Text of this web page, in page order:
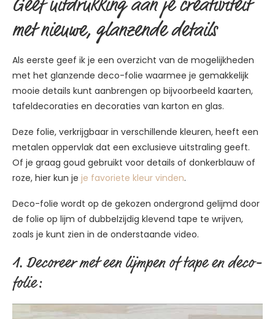
Geef uitdrukking aan je creativiteit
met nieuwe, glanzende details
Als eerste geef ik je een overzicht van de mogelijkheden
met het glanzende deco-folie waarmee je gemakkelijk
mooie details kunt aanbrengen op bijvoorbeeld kaarten,
tafeldecoraties en decoraties van karton en glas.
Deze folie, verkrijgbaar in verschillende kleuren, heeft een
metalen oppervlak dat een exclusieve uitstraling geeft.
Of je graag goud gebruikt voor details of donkerblauw of
roze, hier kun je je favoriete kleur vinden.
Deco-folie wordt op de gekozen ondergrond gelijmd door
de folie op lijm of dubbelzijdig klevend tape te wrijven,
zoals je kunt zien in de onderstaande video.
1. Decoreer met een lijmpen of tape en deco-
folie: